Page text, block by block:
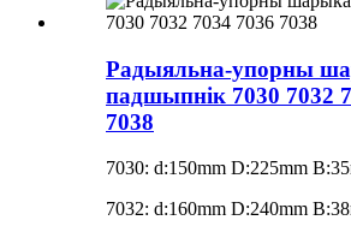
Радыяльна-упорны
падшыпнік 7030 7032
7038
7030: d:150mm D:225mm
7032: d:160mm D:240mm